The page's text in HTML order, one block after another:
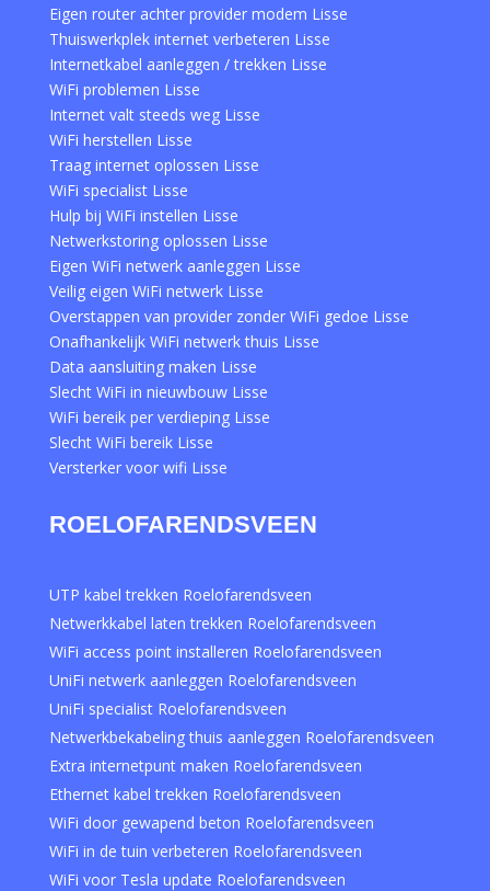
Eigen router achter provider modem Lisse
Thuiswerkplek internet verbeteren Lisse
Internetkabel aanleggen / trekken Lisse
WiFi problemen Lisse
Internet valt steeds weg Lisse
WiFi herstellen Lisse
Traag internet oplossen Lisse
WiFi specialist Lisse
Hulp bij WiFi instellen Lisse
Netwerkstoring oplossen Lisse
Eigen WiFi netwerk aanleggen Lisse
Veilig eigen WiFi netwerk Lisse
Overstappen van provider zonder WiFi gedoe Lisse
Onafhankelijk WiFi netwerk thuis Lisse
Data aansluiting maken Lisse
Slecht WiFi in nieuwbouw Lisse
WiFi bereik per verdieping Lisse
Slecht WiFi bereik Lisse
Versterker voor wifi Lisse
ROELOFARENDSVEEN
UTP kabel trekken Roelofarendsveen
Netwerkkabel laten trekken Roelofarendsveen
WiFi access point installeren Roelofarendsveen
UniFi netwerk aanleggen Roelofarendsveen
UniFi specialist Roelofarendsveen
Netwerkbekabeling thuis aanleggen Roelofarendsveen
Extra internetpunt maken Roelofarendsveen
Ethernet kabel trekken Roelofarendsveen
WiFi door gewapend beton Roelofarendsveen
WiFi in de tuin verbeteren Roelofarendsveen
WiFi voor Tesla update Roelofarendsveen